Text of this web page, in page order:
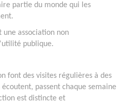
partie du monde qui les
une association non
publique.
font des visites régulières à des
passent chaque semaine
est distincte et